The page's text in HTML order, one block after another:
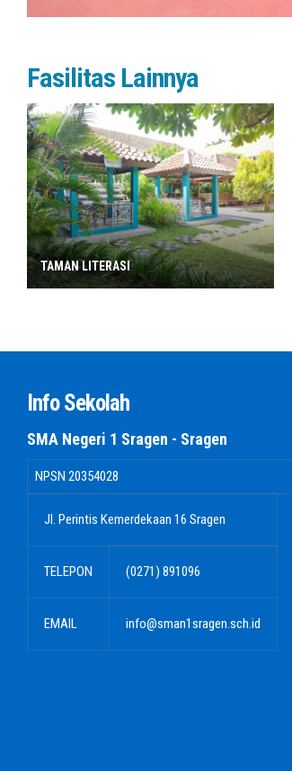
Fasilitas Lainnya
TAMAN LITERASI
Info Sekolah
SMA Negeri 1 Sragen - Sragen
NPSN 20354028
Jl. Perintis Kemerdekaan 16 Sragen
TELEPON (0271) 891096
EMAIL info@sman1sragen.sch.id